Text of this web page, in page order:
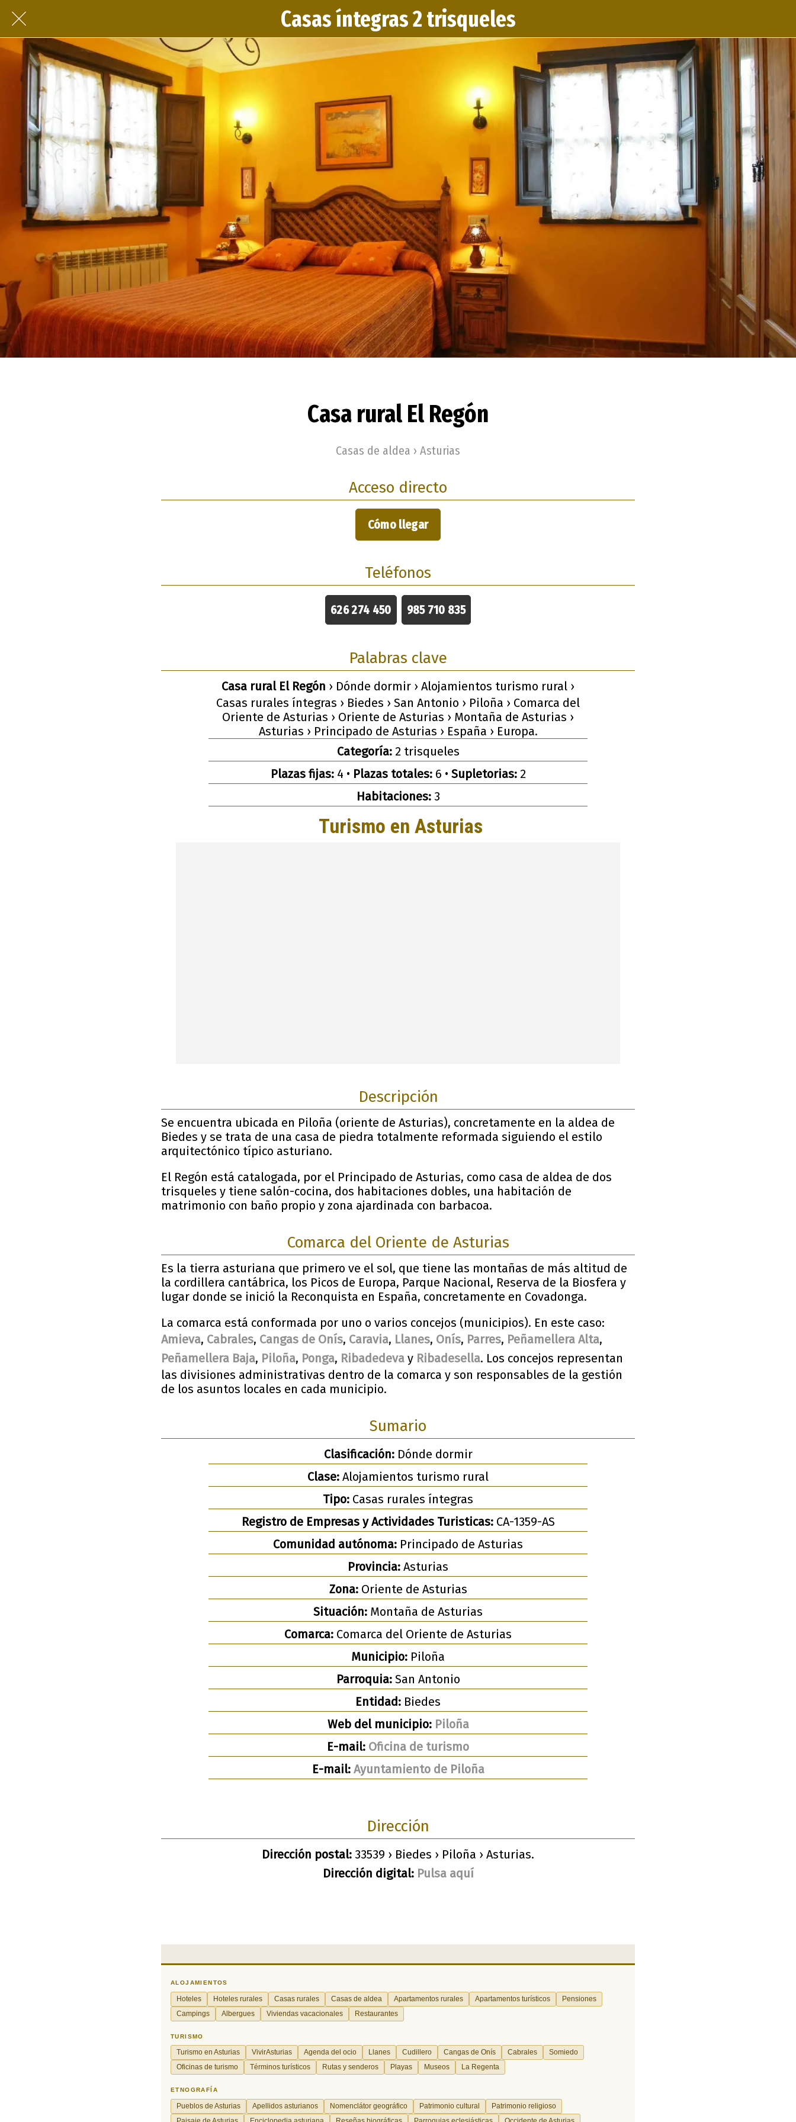
Casas íntegras 2 trisqueles
Casa rural El Regón
Casas de aldea › Asturias
Acceso directo
Cómo llegar
Teléfonos
626 274 450 985 710 835
Palabras clave
Casa rural El Regón › Dónde dormir › Alojamientos turismo rural ›
Casas rurales íntegras › Biedes › San Antonio › Piloña › Comarca del
Oriente de Asturias › Oriente de Asturias › Montaña de Asturias ›
Asturias › Principado de Asturias › España › Europa.
Categoría:2 trisqueles
Plazas fijas:4 • Plazas totales:6 • Supletorias:2
Habitaciones:3
Descripción
Se encuentra ubicada en Piloña (oriente de Asturias), concretamente en la aldea de
Biedes y se trata de una casa de piedra totalmente reformada siguiendo el estilo
arquitectónico típico asturiano.
El Regón está catalogada, por el Principado de Asturias, como casa de aldea de dos
trisqueles y tiene salón-cocina, dos habitaciones dobles, una habitación de
matrimonio con baño propio y zona ajardinada con barbacoa.
Comarca del Oriente de Asturias
Es la tierra asturiana que primero ve el sol, que tiene las montañas de más altitud de
la cordillera cantábrica, los Picos de Europa, Parque Nacional, Reserva de la Biosfera y
lugar donde se inició la Reconquista en España, concretamente en Covadonga.
La comarca está conformada por uno o varios concejos (municipios). En este caso:
Amieva, Cabrales, Cangas de Onís, Caravia, Llanes, Onís, Parres, Peñamellera Alta,
Peñamellera Baja, Piloña, Ponga, Ribadedeva y Ribadesella. Los concejos representan
las divisiones administrativas dentro de la comarca y son responsables de la gestión
de los asuntos locales en cada municipio.
Sumario
Clasificación:Dónde dormir
Clase: Alojamientos turismo rural
Tipo: Casas rurales íntegras
Registro de Empresas y Actividades Turisticas:CA-1359-AS
Comunidad autónoma: Principado de Asturias
Provincia: Asturias
Zona:Oriente de Asturias
Situación: Montaña de Asturias
Comarca: Comarca del Oriente de Asturias
Municipio: Piloña
Parroquia:San Antonio
Entidad: Biedes
Web del municipio: Piloña
E-mail: Oficina de turismo
E-mail: Ayuntamiento de Piloña
Dirección
Dirección postal: 33539 › Biedes › Piloña › Asturias.
Dirección digital: Pulsa aquí